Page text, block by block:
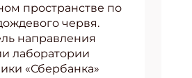
пространстве по
червя.
направления
лаборатории
«Сбербанка»